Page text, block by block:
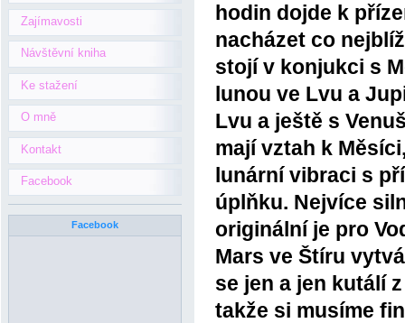
hodin dojde k
nacházet co
stojí v konjukci s
lunou ve Lvu a
Lvu a ještě s
mají vztah k
lunární vibraci s
úplňku. Nejvíce
originální je pro
Mars ve Štíru
se jen a jen kutálí
takže si musíme
Zajímavosti
Návštěvní kniha
Ke stažení
O mně
Kontakt
Facebook
Facebook